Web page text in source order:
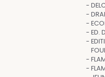
ED.